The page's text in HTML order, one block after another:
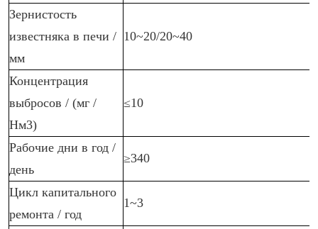
Зернистость
известняка в печи /
мм
10~20/20~40
Концентрация
выбросов / (мг /
Нм3)
≤10
Рабочие дни в год /
день
≥340
Цикл капитального
ремонта / год
1~3